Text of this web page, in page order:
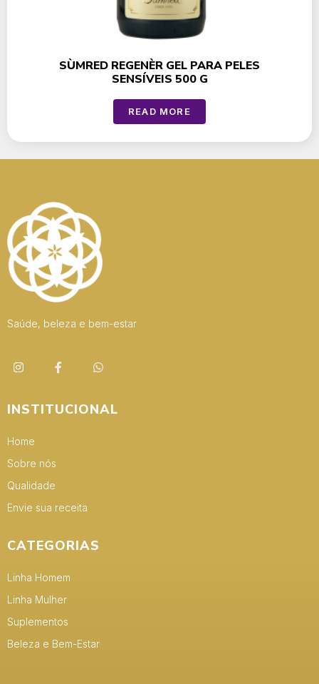
SÙMRED REGENÈR GEL PARA PELES
SENSÍVEIS 500 G
READ MORE
Saúde, beleza e bem-estar
INSTITUCIONAL
Home
Sobre nós
Qualidade
Envie sua receita
CATEGORIAS
Linha Homem
Linha Mulher
Suplementos
Beleza e Bem-Estar